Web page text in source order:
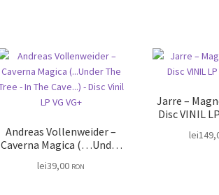
Andreas Vollenweider –
Caverna Magica (…Under
– Disc Vinil LP VG VG+
lei39,00 RON
Jarre ‎–
Disc VINIL
lei